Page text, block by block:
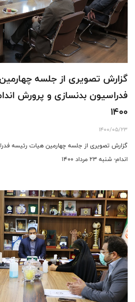
گزارش تصویری از جلسه
1400
1400/05/23
گزارش تصویری از جلسه چهارمین هیات رئیسه
اندام- شنبه 23 مرداد 1400